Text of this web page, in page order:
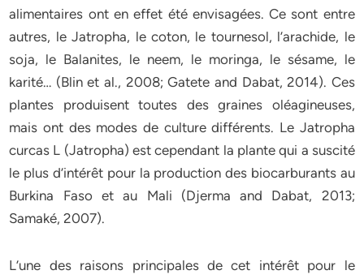
alimentaires ont en effet été envisagées. Ce sont entre
autres, le Jatropha, le coton, le tournesol, l’arachide, le
soja, le Balanites, le neem, le moringa, le sésame, le
karité… (Blin et al., 2008; Gatete and Dabat, 2014). Ces
plantes produisent toutes des graines oléagineuses,
mais ont des modes de culture différents. Le Jatropha
curcas L (Jatropha) est cependant la plante qui a suscité
le plus d’intérêt pour la production des biocarburants au
Burkina Faso et au Mali (Djerma and Dabat, 2013;
Samaké, 2007).
L’une des raisons principales de cet intérêt pour le